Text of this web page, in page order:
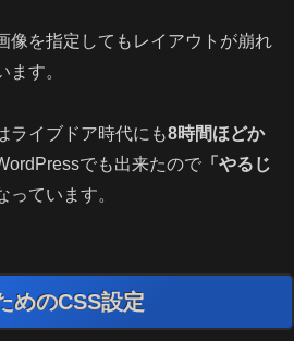
像を指定してもレイアウトが崩れ
ます。
ライブドア時代にも8時間ほどか
でも出来たので 「やるじ
っています。
めのCSS設定